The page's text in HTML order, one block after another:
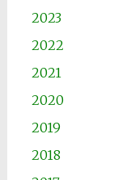
2023
2022
2021
2020
2019
2018